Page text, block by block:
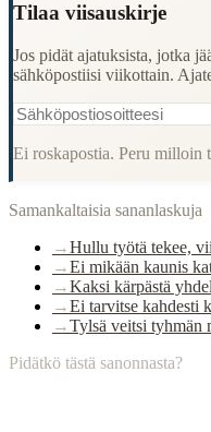
Tilaa viisauskirje
Jos pidät ajatuksista, jotka
sähköpostiisi viikottain.
Ei roskapostia. Peru milloin
Samankaltaisia sananlaskuja
→Hullu työtä tekee,
→Ei mikään kaunis
→Kaksi kärpästä
→Ei tarvitse kahdesti
→Tylsä veitsi tyhmän
Pidätkö tästä sanonnasta?